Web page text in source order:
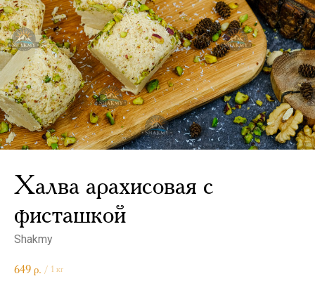
Халва арахисовая с
фисташкой
Shakmy
649 р. / 1 кг